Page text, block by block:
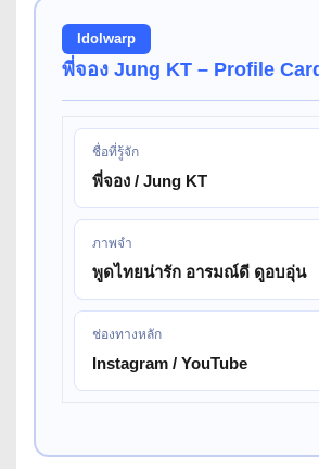
Idolwarp
พี่จอง Jung KT – Profile
ชื่อที่รู้จัก
พี่จอง / Jung KT
ภาพจำ
พูดไทยน่ารัก อารมณ์ดี ดูอบอุ่น
ช่องทางหลัก
Instagram / YouTube